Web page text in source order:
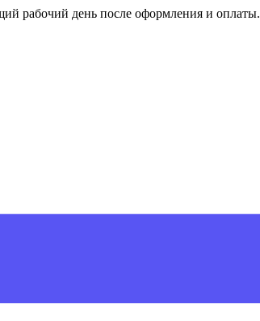
рабочий день после оформления и оплаты.